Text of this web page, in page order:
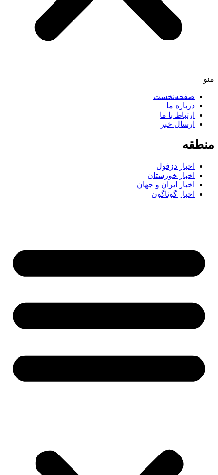
منو
صفحه‌نخست
درباره ما
ارتباط با ما
ارسال خبر
منطقه
اخبار دزفول
اخبار خوزستان
اخبار ایران و جهان
اخبار گوناگون